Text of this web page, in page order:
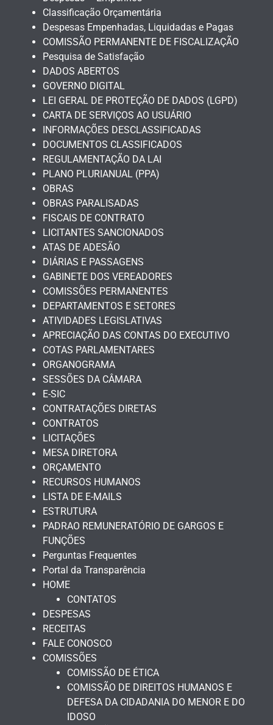
Classificação Orçamentária
Despesas Empenhadas, Liquidadas e Pagas
COMISSÃO PERMANENTE DE FISCALIZAÇÃO
Pesquisa de Satisfação
DADOS ABERTOS
GOVERNO DIGITAL
LEI GERAL DE PROTEÇÃO DE DADOS (LGPD)
CARTA DE SERVIÇOS AO USUÁRIO
INFORMAÇÕES DESCLASSIFICADAS
DOCUMENTOS CLASSIFICADOS
REGULAMENTAÇÃO DA LAI
PLANO PLURIANUAL (PPA)
OBRAS
OBRAS PARALISADAS
FISCAIS DE CONTRATO
LICITANTES SANCIONADOS
ATAS DE ADESÃO
DIÁRIAS E PASSAGENS
GABINETE DOS VEREADORES
COMISSÕES PERMANENTES
DEPARTAMENTOS E SETORES
ATIVIDADES LEGISLATIVAS
APRECIAÇÃO DAS CONTAS DO EXECUTIVO
COTAS PARLAMENTARES
ORGANOGRAMA
SESSÕES DA CÂMARA
E-SIC
CONTRATAÇÕES DIRETAS
CONTRATOS
LICITAÇÕES
MESA DIRETORA
ORÇAMENTO
RECURSOS HUMANOS
LISTA DE E-MAILS
ESTRUTURA
PADRAO REMUNERATÓRIO DE GARGOS E
FUNÇÕES
Perguntas Frequentes
Portal da Transparência
HOME
CONTATOS
DESPESAS
RECEITAS
FALE CONOSCO
COMISSÕES
COMISSÃO DE ÉTICA
COMISSÃO DE DIREITOS HUMANOS E
DEFESA DA CIDADANIA DO MENOR E DO
IDOSO